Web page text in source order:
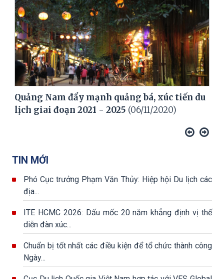
Quảng Nam đẩy mạnh quảng bá, xúc tiến du
lịch giai đoạn 2021 - 2025 (06/11/2020)
TIN MỚI
Phó Cục trưởng Phạm Văn Thủy: Hiệp hội Du lịch các
địa...
ITE HCMC 2026: Dấu mốc 20 năm khẳng định vị thế
diễn đàn xúc...
Chuẩn bị tốt nhất các điều kiện để tổ chức thành công
Ngày...